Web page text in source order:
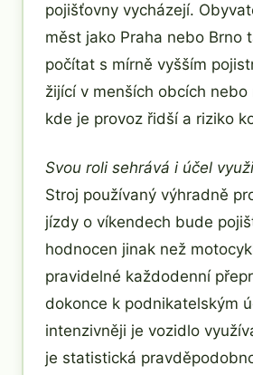
pojišťovny vycházejí.
měst jako Praha nebo Brno
počítat s mírně vyšším
žijící v menších obcích nebo
kde je provoz řidší a riziko
Svou roli sehrává i účel
Stroj používaný výhradně
jízdy o víkendech bude
hodnocen jinak než
pravidelné každodenní
dokonce k podnikatelským
intenzivněji je vozidlo
je statistická